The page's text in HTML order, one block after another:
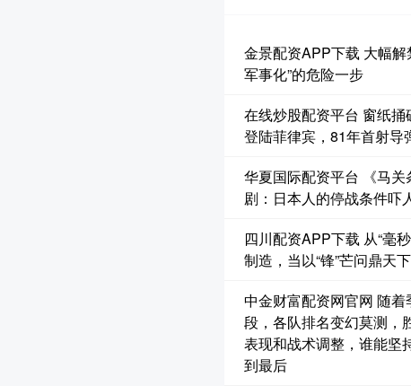
金景配资APP下载 大幅解
军事化”的危险一步
在线炒股配资平台 窗纸
登陆菲律宾，81年首射导
华夏国际配资平台 《马
剧：日本人的停战条件吓
四川配资APP下载 从“毫
制造，当以“锋”芒问鼎天下
中金财富配资网官网 随
段，各队排名变幻莫测，
表现和战术调整，谁能坚
到最后